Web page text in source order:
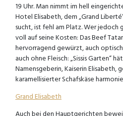
19 Uhr. Man nimmt im hell
Hotel Elisabeth, dem „Grand
sucht, ist fehl am Platz. Wer jedoch
voll auf seine Kosten: Das Beef
hervorragend gewürzt, auch optisch
auch ohne Fleisch: „Sissis Garten“
Namensgeberin, Kaiserin Elisabeth,
karamellisierter Schafskäse
Grand Elisabeth
Auch bei den Hauptgerichten